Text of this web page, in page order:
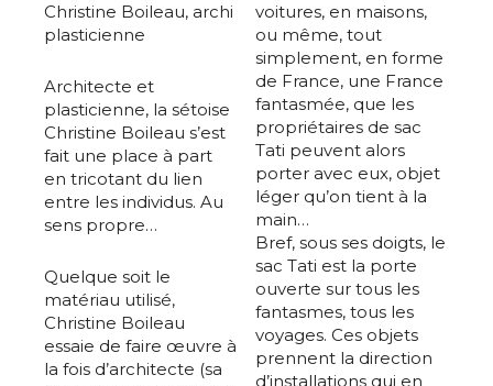
Christine Boileau, archi
plasticienne
Architecte et
plasticienne, la sétoise
Christine Boileau s’est
fait une place à part
en tricotant du lien
entre les individus. Au
sens propre…
Quelque soit le
matériau utilisé,
Christine Boileau
essaie de faire œuvre à
la fois d’architecte (sa
voitures, en maisons,
ou même, tout
simplement, en forme
de France, une France
fantasmée, que les
propriétaires de sac
Tati peuvent alors
porter avec eux, objet
léger qu’on tient à la
main…
Bref, sous ses doigts, le
sac Tati est la porte
ouverte sur tous les
fantasmes, tous les
voyages. Ces objets
prennent la direction
d’installations qui en